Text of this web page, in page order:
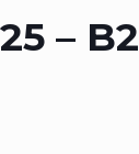
– B2